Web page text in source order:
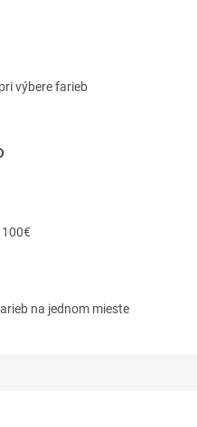
výbere farieb
na jednom mieste